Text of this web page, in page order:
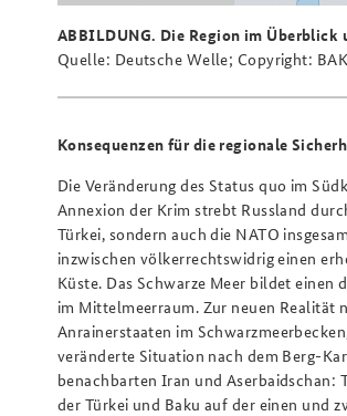
ABBILDUNG. Die Region im Überblick
Quelle: Deutsche Welle; Copyright:
Konsequenzen für die regionale
Die Veränderung des Status quo im
Annexion der Krim strebt Russland
Türkei, sondern auch die NATO
inzwischen völkerrechtswidrig einen
Küste. Das Schwarze Meer bildet einen
im Mittelmeerraum. Zur neuen Realität
Anrainerstaaten im
veränderte Situation nach dem Berg-
benachbarten Iran und Aserbaidschan:
der Türkei und Baku auf der einen und